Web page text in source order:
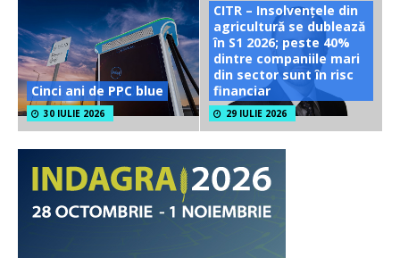
Cinci ani de PPC blue
30 IULIE 2026
CITR – Insolvențele din
agricultură se dublează
în S1 2026; peste 40%
dintre companiile mari
din sector sunt în risc
financiar
29 IULIE 2026